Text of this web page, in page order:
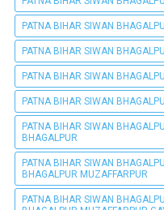
PATNA BIHAR SIWAN
PATNA BIHAR SIWAN
PATNA BIHAR SIWAN
PATNA BIHAR SIWAN
PATNA BIHAR SIWAN
BHAGALPUR
PATNA BIHAR SIWAN
BHAGALPUR MUZAFFARPUR
PATNA BIHAR SIWAN